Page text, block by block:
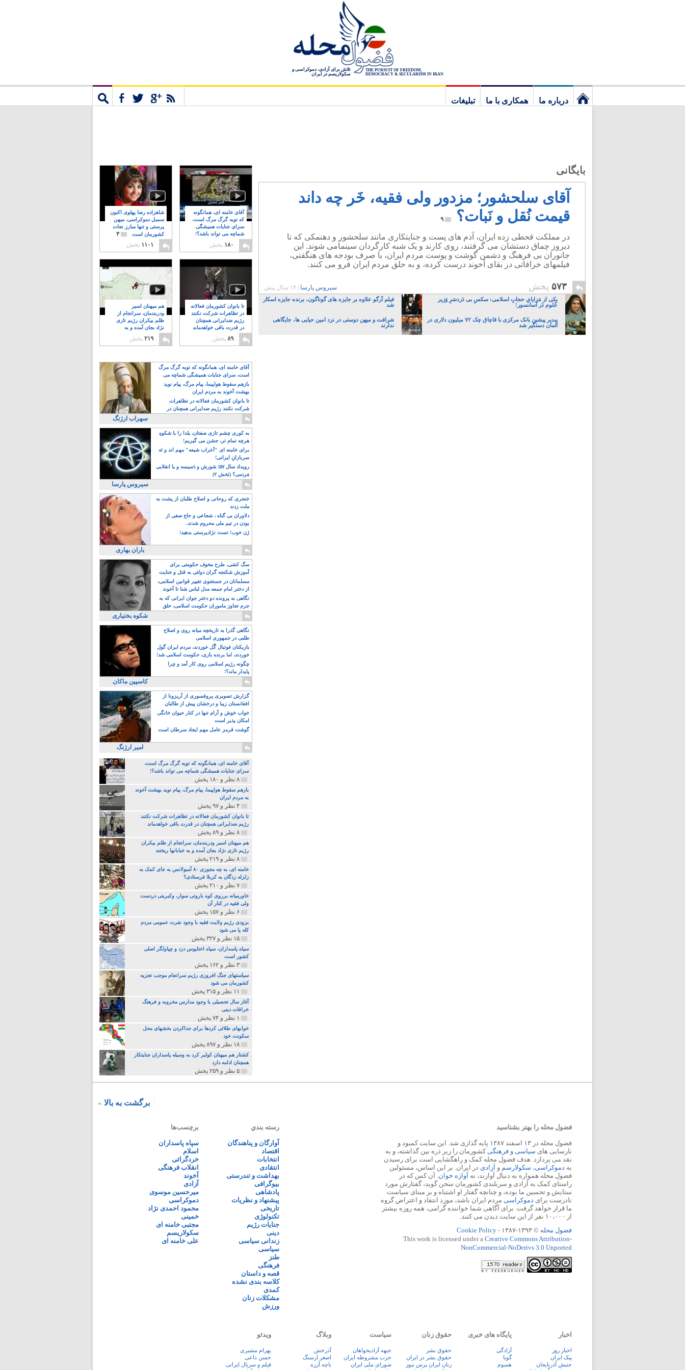
THE PURSUIT OF FREEDOM,
DEMOCRACY & SECULARISM IN IRAN
تلاش برای آزادی، دموکراسی و
سکولاریسم در ایران
درباره ما همکاری با ما
تبلیغات
بایگانی
آقای سلحشور؛ مزدور ولی فقیه، خَر چه داند
قیمت نُقل و نَبات؟
۹
در مملکت قحطی زده ایران، آدم های پست و جنایتکاری مانند سلحشور و دهنمکی که تا
دیروز چماق دستشان می گرفتند، روی کارند و یک شبه کارگردان سینمامی شوند. این
جانوران بی فرهنگ و دشمن گوشت و پوست مردم ایران، با صرف بودجه های هنگفتی،
فیلمهای خرافاتی در بقای آخوند درست کرده، و به حلق مردم ایران فرو می کنند.
۵۷۳ پخش سیروس پارسا ۱۴ سال پیش
یکی از مَزایایِ حجابِ اسلامی: سکسِ بی دَردسَرِ وَزیر
عُلوم دَر آسانسور!
فیلم آرگو علاوه بر جایزه های گوناگون، برنده جایزه اسکار
شد
مدیر پیشین بانک مرکزی با قاچاق چک ۷۲ میلیون دلاری در
آلمان دستگیر شد
شرافت و میهن دوستی در نزد امین حیایی ها، جایگاهی
ندارند
شاهزاده رضا پهلوی اکنون
سمبل دموکراسی، میهن
پرستی و تنها مبارز نجات
کشورمان است
۴
۱۱۰۱ پخش
آقای خامنه ای، همانگونه
که توبه گرگ مرگ است،
سزای جنایات همیشگی
شماچه می تواند باشد؟!
۸
۱۸۰ پخش
هم میهنان اسیر
ودربندمان، سرانجام از
ظلم بیکران رژیم تازی
نژاد بجان آمده و به
۲۱۹ پخش
تا بانوان کشورمان فعالانه
در تظاهرات شرکت نکنند
رژیم ضدایرانی همچنان
در قدرت باقی خواهدماند
۸
۸۹ پخش
آقای خامنه ای، همانگونه که توبه گرگ مرگ
است، سزای جنایات همیشگی شماچه می
تواند باشد؟!
بازهم سقوط هواپیما، پیام مرگ، پیام نوید
بهشت آخوند به مردم ایران
تا بانوان کشورمان فعالانه در تظاهرات
شرکت نکنند رژیم ضدایرانی همچنان در
قدرت باقی خواهدماند
سهراب ارژنگ
به کوری چشم تازی صفتان، یلدا را با شکوهِ
هرچه تمام تر، جشن می گیریم!
برای خامنه ای "اَعراب شیعه" مهم اند و نَه
سربازانِ ایرانی!
رویداد سال ۵۷؛ شورش و دَسیسه و یا انقلابی
مَردمی؟ (بَخش ۲)
سیروس پارسا
خنجری که روحانی و اصلاح طلبان از پشت به
ملت زدند
دلاوران بی گناه ، شجاعی و حاج صفی از
بودن در تیم ملی محروم شدند.
ژن خوب! تست نژادپرستی بدهید!
باران بهاری
سگ کشی، طرح مخوف حکومتی برای
آموزش شکنجه گران دولتی به قتل و جنایت
بیشتر
مسلمانان در جستجوی تغییر قوانین اسلامی،
از دختر امام جمعه مدل لباس شنا تا آخوند
مسلمان همجنسگرا!
نگاهی به پرونده دو دختر جوان ایرانی که به
جرم تجاوز ماموران حکومت اسلامی، حلق
آویز شدند!
شکوه بختیاری
نگاهی گذرا به تاریخچه میانه روی و اصلاح
طلبی در جمهوری اسلامی
بازیکنان فوتبال گًل خوردند، مردم ایران گول
خوردند، اما برنده بازی، حکومت اسلامی شد!
چگونه رژیم اسلامی روی کار آمد و چرا
پایدار ماند؟!
کاسپین ماکان
گزارش تصویری پروفسوری از آریزونا از
افغانستان زیبا و درخشان پیش از طالبان
خواب خوش و آرام تنها در کنار حیوان خانگی
امکان پذیر است
گوشت قرمز عامل مهم ایجاد سرطان است
امیر ارژنگ
آقای خامنه ای، همانگونه که توبه گرگ مرگ است،
سزای جنایات همیشگی شماچه می تواند باشد؟!
۸ نظر و ۱۸۰ پخش
بازهم سقوط هواپیما، پیام مرگ، پیام نوید بهشت آخوند
به مردم ایران
۴ نظر و ۹۷ پخش
تا بانوان کشورمان فعالانه در تظاهرات شرکت نکنند
رژیم ضدایرانی همچنان در قدرت باقی خواهدماند
۸ نظر و ۸۹ پخش
هم میهنان اسیر ودربندمان، سرانجام از ظلم بیکران
رژیم تازی نژاد بجان آمده و به خبابانها ریختند
۸ نظر و ۲۱۹ پخش
خامنه ای، به چه مجوزی ۸۰ آمبولانس به جای کمک به
زلزله زدگان به کربلا فرستادی؟
۷ نظر و ۲۱۰ پخش
خاورمیانه برروی کوه باروتی سوار، وکبریتی دردست
ولی فقیه در کنار آن
۶ نظر و ۱۵۷ پخش
بزودی رژیم ولایت فقیه با وجود نفرت عمومی مردم
کله پا می شود
۱۵ نظر و ۳۲۷ پخش
سپاه پاسداران، سپاه اختاپوس دزد و چپاولگر اصلی
کشور است
۳ نظر و ۱۶۲ پخش
سیاستهای جنگ افروزی رژیم سرانجام موجب تجزیه
کشورمان می شود
۱۱ نظر و ۳۱۵ پخش
آغاز سال تحصیلی با وجود مدارس مخروبه و فرهنگ
خرافات دینی
۱ نظر و ۷۴ پخش
خوابهای طلائی کردها برای جداکردن بخشهای محل
سکونت خود
۱۸ نظر و ۸۹۷ پخش
کشتار هم میهنان کولبر کرد به وسیله پاسداران جنایتکار
همچنان ادامه دارد
۵ نظر و ۲۵۹ پخش
برگشت به بالا
فضول محله را بهتر بشناسید
فضول محله در ۱۳ اسفند ۱۳۸۷ پایه گذاری شد. این سایت کمبود و
نارسایی های سیاسی و فرهنگیکشورمان را زیر ذره بین گذاشته، و به
نقد می پردازد. هدف فضول محله کمک و راهگشایی است برای رسیدن
به دموکراسی، سکولارسم و آزادی در ایران. بر این اساس، مسئولین
فضول محله همواره به دنبال آوازند، نه آوازه خوان. آن کس که در
راستای کمک به آزادی و سربلندی کشورمان سخن گوید، گفتارش مورد
ستایش و تحسین ما بوده، و چنانچه گفتار او اشتباه و بر مبنای سیاست
نادرست برای دموکراسی مردم ایران باشد، مورد انتقاد و اعتراض گروه
ما قرار خواهد گرفت. برای آگاهی شما خواننده گرامی، همه روزه بیشتر
از ۱۰،۰۰۰ نفر از این سایت دیدن می کنند.
فضول محله © ۱۳۹۳-۱۳۸۷ -
Cookie Policy
This work is licensed under a Creative Commons Attribution-
NonCommercial-NoDerivs 3.0 Unported
رسته بندي
آوارگان و پناهندگان
اقتصاد
انتخابات
انتقادی
بهداشت و تندرستی
بیوگرافی
پادشاهی
پیشنهاد و نظریات
تاریخی
تکنولوژی
جنایات رژیم
دینی
زندانی سیاسی
سیاسی
طنز
فرهنگی
قصه و داستان
کلاسه بندی نشده
کمدی
مشکلات زنان
ورزش
برچسب‌ها
سپاه پاسداران
اسلام
خردگرائی
انقلاب فرهنگی
آخوند
آزادی
میرحسین موسوی
دموکراسی
محمود احمدی نژاد
خمینی
مجتبی خامنه ای
سکولاریسم
علی خامنه ای
اخبار
اخبار روز
پيک ايران
جنبش آذربایجان
پایگاه های خبری
آزادگی
گویا
همبوم
حقوق زنان
حقوق بشر
حقوق بشر در ایران
زنان ايران پرس نيوز
سیاست
جبهه آزادیخواهان
حزب مشروطه ایران
شورای ملی ایران
وبلاگ
آذرخش
اصغر ارسنگ
باچه آزره
ویدئو
بهرام مشیری
حسن داعی
فيلم و سريال ايرانی